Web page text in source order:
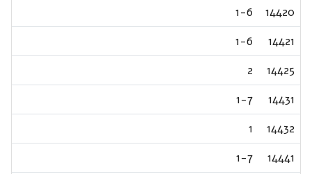
14420
1-6
14421
1-6
14425
2
14431
1-7
14432
1
14441
1-7